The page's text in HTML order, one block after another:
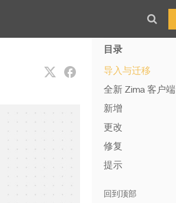
目录
导入与迁移
全新 Zima 客户端
新增
更改
修复
提示
回到顶部